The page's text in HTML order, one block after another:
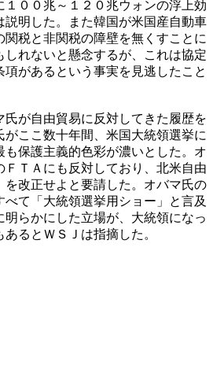
００兆～１２０兆ウォンの浮上効
説明した。また韓国が米国産自動車
関税と非関税の障壁を無くすことに
しれないと懸念するが、これは協定
項があるという事実を見逃したこと
氏が自由貿易に反対してきた履歴を
ここ数十年間、米国大統領選挙に
も保護主義的色彩が濃いとした。オ
ＴＡにも反対しており、北米自由
を改正せよと要請した。オバマ氏の
て「大統領選挙用ショー」と言及
明らかにした立場が、大統領になっ
るとＷＳＪは指摘した。